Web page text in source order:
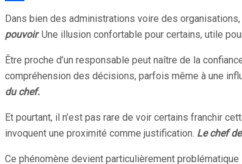
Dans bien des administrations voire des
pouvoir. Une illusion confortable pour certains, utile
Être proche d’un responsable peut naître de la
compréhension des décisions, parfois même à une
du chef.
Et pourtant, il n’est pas rare de voir certains franchir
invoquent une proximité comme justification. Le chef
Ce phénomène devient particulièrement